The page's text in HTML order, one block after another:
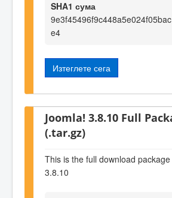
SHA1 сума
e4
Изтеглете сега
Joomla! 3.8.10 Full
(.tar.gz)
This is the full download
3.8.10